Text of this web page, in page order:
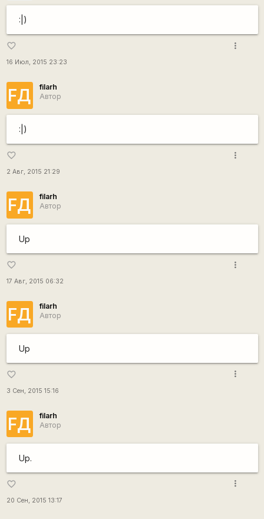
:|)
favorite_border
16 Июл, 2015 23:23
more_vert
FД
filarh
Автор
:|)
favorite_border
2 Авг, 2015 21:29
more_vert
FД
filarh
Автор
Up
favorite_border
17 Авг, 2015 06:32
more_vert
FД
filarh
Автор
Up
favorite_border
3 Сен, 2015 15:16
more_vert
FД
filarh
Автор
Up.
favorite_border
20 Сен, 2015 13:17
more_vert